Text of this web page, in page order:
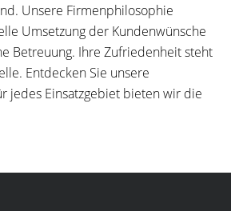
Unsere Firmenphilosophie
Umsetzung der Kundenwünsche
Betreuung. Ihre Zufriedenheit steht
Entdecken Sie unsere
jedes Einsatzgebiet bieten wir die